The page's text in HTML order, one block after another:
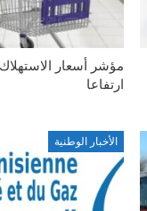
مؤشر أسعار
ارتفاعا
الأخبار الوطنية